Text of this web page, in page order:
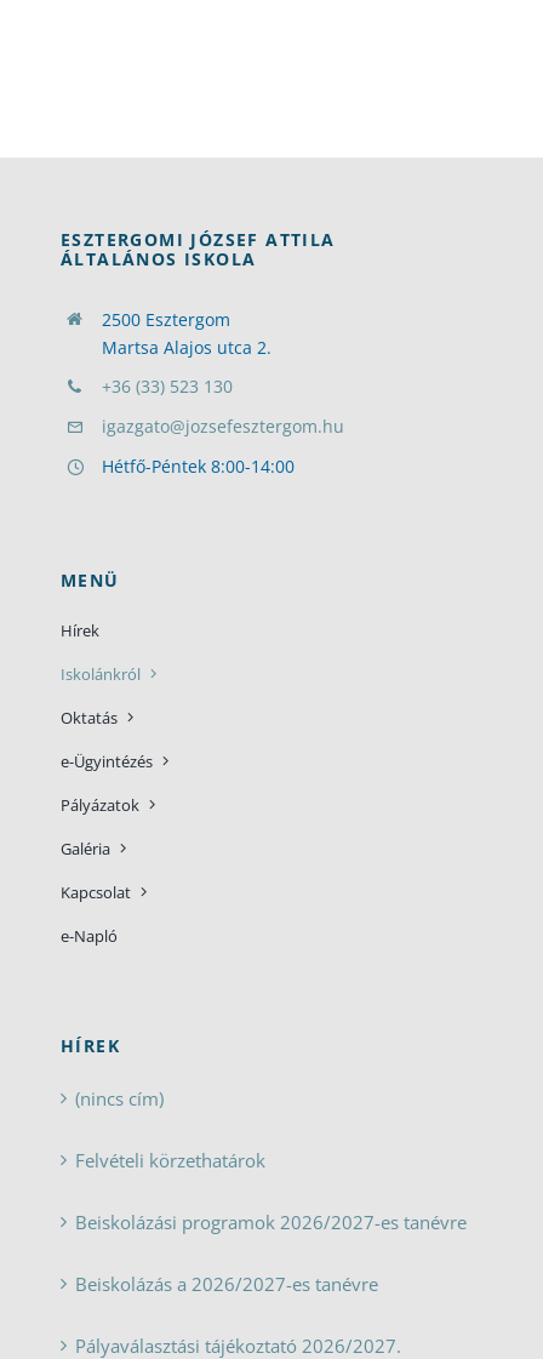
ESZTERGOMI JÓZSEF ATTILA
ÁLTALÁNOS ISKOLA
2500 Esztergom
Martsa Alajos utca 2.
+36 (33) 523 130
igazgato@jozsefesztergom.hu
Hétfő-Péntek 8:00-14:00
MENÜ
Hírek
Iskolánkról
Oktatás
e-Ügyintézés
Pályázatok
Galéria
Kapcsolat
e-Napló
HÍREK
(nincs cím)
Felvételi körzethatárok
Beiskolázási programok 2026/2027-es tanévre
Beiskolázás a 2026/2027-es tanévre
Pályaválasztási tájékoztató 2026/2027.